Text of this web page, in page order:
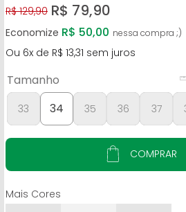
R$ 129,90 R$ 79,90
Economize R$ 50,00
Ou 6x de R$ 13,31 sem juros
Tamanho
33 34 35 36 37
COMPRAR